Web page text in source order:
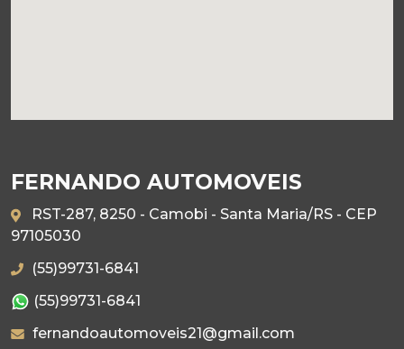
FERNANDO AUTOMOVEIS
RST-287, 8250 - Camobi - Santa Maria/RS - CEP
97105030
(55)99731-6841
(55)99731-6841
fernandoautomoveis21@gmail.com